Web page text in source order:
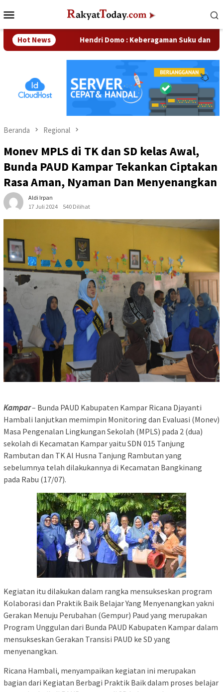
ke
Mobile
Hot NewsHendri Domo : Keberagaman Suku dan Budaya di
Beranda Regional
Monev MPLS di TK dan SD kelas Awal,
Bunda PAUD Kampar Tekankan Ciptakan
Rasa Aman, Nyaman Dan Menyenangkan
Aldi Irpan
17 Juli 2024
540 Dilihat
Kampar– Bunda PAUD Kabupaten Kampar Ricana Djayanti
Hambali lanjutkan memimpin Monitoring dan Evaluasi (Monev)
Masa Pengenalan Lingkungan Sekolah (MPLS) pada 2 (dua)
sekolah di Kecamatan Kampar yaitu SDN 015 Tanjung
Rambutan dan TK Al Husna Tanjung Rambutan yang
sebelumnya telah dilakukannya di Kecamatan Bangkinang
pada Rabu (17/07).
Kegiatan itu dilakukan dalam rangka mensukseskan program
Kolaborasi dan Praktik Baik Belajar Yang Menyenangkan yakni
Gerakan Menuju Perubahan (Gempur) Paud yang merupakan
Program Unggulan dari Bunda PAUD Kabupaten Kampar dalam
mensukseskan Gerakan Transisi PAUD ke SD yang
menyenangkan.
Ricana Hambali, menyampaikan kegiatan ini merupakan
bagian dari Kegiatan Berbagi Praktik Baik dalam proses belajar